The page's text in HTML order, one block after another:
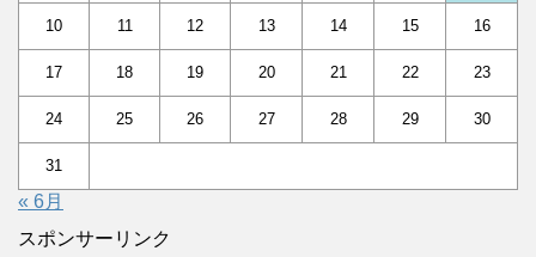
10 11 12 13 14 15 16
17 18 19 20 21 22 23
24 25 26 27 28 29 30
31
« 6月
スポンサーリンク